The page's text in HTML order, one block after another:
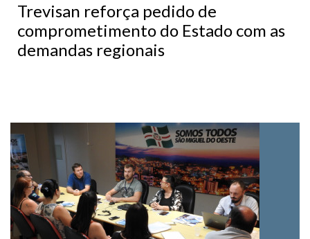
Trevisan reforça pedido de
comprometimento do Estado com as
demandas regionais